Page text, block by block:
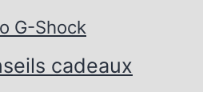
G-Shock
cadeaux